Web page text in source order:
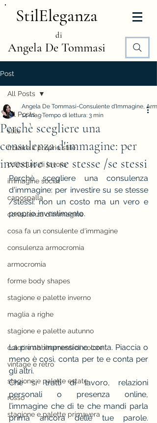
StilEleganza
di
Angela De Tommasi
Post
All Posts
stile
trovare il proprio stile
colloquio di lavoro
immagine social
capospalla
consulenza d'immagine
cosa fa un consulente d'immagine
consulenza armocromia
armocromia
forme body shapes
stagione e palette inverno
maglia a righe
stagione e palette autunno
colori e abbinamenti di colore
vintage e rètro
stagione e palette estate
rosso
stagione e palette primavera
All Posts
Perchè scegliere una
consulenza d'immagine: per
investire su se stesse /se stessi
Angela De Tommasi-Consulente d'Immagine,
14 magTempo di lettura: 3 min
Perchè scegliere una consulenza
d'immagine: per investire su se stesse
/stessi: non un costo ma un vero e
proprio investimento.
La prima impressione conta. Piaccia o
meno è così, conta per te e conta per
gli altri.
Che si tratti di lavoro, relazioni
personali o presenza online,
l’immagine che di te che mandi parla
prima ancora delle tue parole.